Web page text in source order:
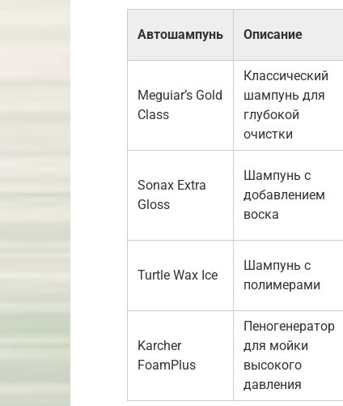
Автошампунь Описание
Meguiar’s Gold
Class
Классический
шампунь для
глубокой
очистки
Sonax Extra
Gloss
Шампунь с
добавлением
воска
Turtle Wax Ice
Шампунь с
полимерами
Karcher
FoamPlus
Пеногенератор
для мойки
высокого
давления